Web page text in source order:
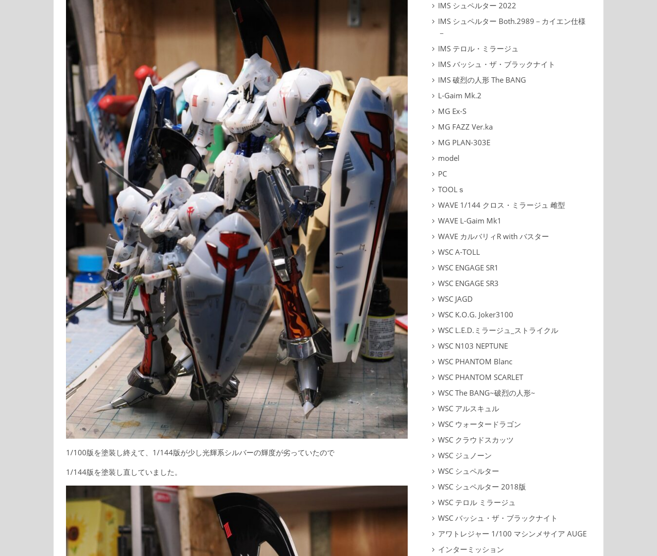
1/100版を塗装し終えて、1/144版が少し光輝系シルバーの輝度が劣っていたので
1/144版を塗装し直していました。
IMS シュペルター 2022
IMS シュペルター Both.2989－カイエン仕様
－
IMS テロル・ミラージュ
IMS バッシュ・ザ・ブラックナイト
IMS 破烈の人形 The BANG
L-Gaim Mk.2
MG Ex-S
MG FAZZ Ver.ka
MG PLAN-303E
model
PC
TOOLｓ
WAVE 1/144 クロス・ミラージュ 雌型
WAVE L-Gaim Mk1
WAVE カルバリィR with バスター
WSC A-TOLL
WSC ENGAGE SR1
WSC ENGAGE SR3
WSC JAGD
WSC K.O.G. Joker3100
WSC L.E.D.ミラージュ_ストライクル
WSC N103 NEPTUNE
WSC PHANTOM Blanc
WSC PHANTOM SCARLET
WSC The BANG~破烈の人形~
WSC アルスキュル
WSC ウォータードラゴン
WSC クラウドスカッツ
WSC ジュノーン
WSC シュペルター
WSC シュペルター 2018版
WSC テロル ミラージュ
WSC バッシュ・ザ・ブラックナイト
アワトレジャー 1/100 マシンメサイア AUGE
インターミッション